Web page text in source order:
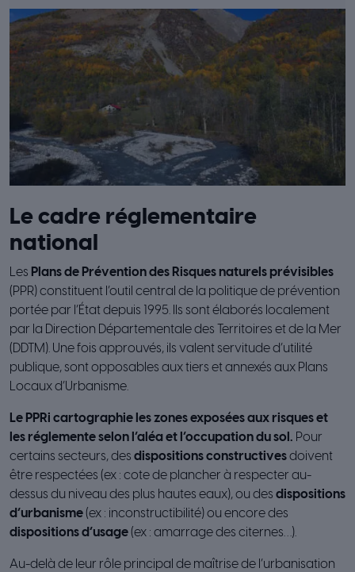
Le cadre réglementaire
national
Les Plans de Prévention des Risques naturels prévisibles
(PPR) constituent l’outil central de la politique de prévention
portée par l’État depuis 1995. Ils sont élaborés localement
par la Direction Départementale des Territoires et de la Mer
(DDTM). Une fois approuvés, ils valent servitude d’utilité
publique, sont opposables aux tiers et annexés aux Plans
Locaux d’Urbanisme.
Le PPRi cartographie les zones exposées aux risques et
les réglemente selon l’aléa et l’occupation du sol. Pour
certains secteurs, des dispositions constructivesdoivent
être respectées (ex : cote de plancher à respecter au-
dessus du niveau des plus hautes eaux), ou des dispositions
d’urbanisme(ex : inconstructibilité) ou encore des
dispositions d’usage(ex : amarrage des citernes…).
Au-delà de leur rôle principal de maîtrise de l’urbanisation